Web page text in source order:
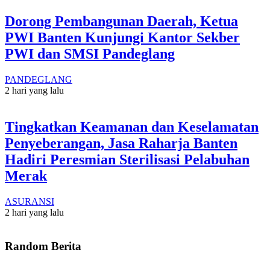
Dorong Pembangunan Daerah, Ketua
PWI Banten Kunjungi Kantor Sekber
PWI dan SMSI Pandeglang
PANDEGLANG
2 hari yang lalu
Tingkatkan Keamanan dan Keselamatan
Penyeberangan, Jasa Raharja Banten
Hadiri Peresmian Sterilisasi Pelabuhan
Merak
ASURANSI
2 hari yang lalu
Random Berita